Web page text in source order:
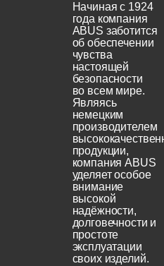
Начиная с 1924
года компания
ABUS заботится
об обеспечении
чувства
настоящей
безопасности
во всем мире.
Являясь
немецким
производителем
продукции,
компания ABUS
уделяет особое
внимание
высокой
надёжности,
долговечности и
простоте
эксплуатации
своих изделий.